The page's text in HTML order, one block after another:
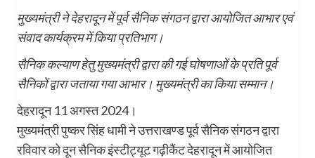
मुख्यमंत्री ने देहरादून में पूर्व सैनिक संगठन द्वारा आयोजित आभार एवं
संवाद कार्यक्रम में किया प्रतिभाग।
सैनिक कल्याण हेतु मुख्यमंत्री द्वारा की गई घोषणाओं के प्रति पूर्व
सैनिकों द्वारा जताया गया आभार। मुख्यमंत्री का किया सम्मान।
देहरादून 11 अगस्त 2024।
मुख्यमंत्री पुष्कर सिंह धामी ने उत्तराखण्ड पूर्व सैनिक संगठन द्वारा
रविवार को दून सैनिक इंस्टीट्यूट गढ़ीकैंट देहरादून में आयोजित